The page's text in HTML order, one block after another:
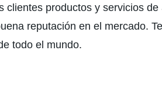
clientes productos y servicios
reputación en el mercado.
todo el mundo.